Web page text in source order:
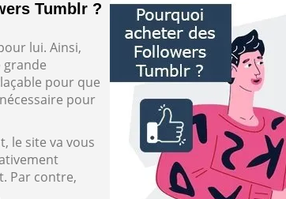
Tumblr ?
lui. Ainsi,
grande
pour que
pour
le site va vous
Par contre,